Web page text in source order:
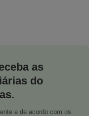
as
do
e de acordo com os